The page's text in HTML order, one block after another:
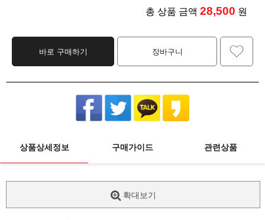
총 상품 금액 28,500 원
바로 구매하기 장바구니
상품상세정보 구매가이드 관련상품
확대보기